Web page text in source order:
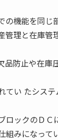
機能を同じ
管理と在庫管
防止や在庫
てい たシス
ックのＤＣ
みになって